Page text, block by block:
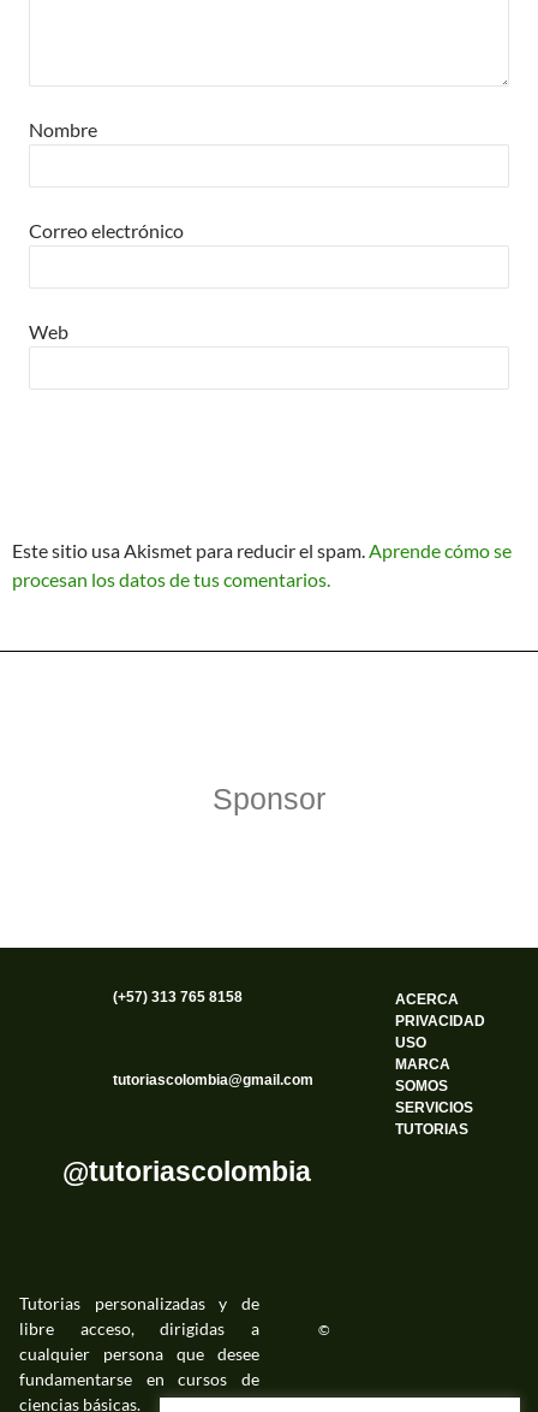
Nombre
Correo electrónico
Web
Este sitio usa Akismet para reducir el spam.Aprende cómo se
procesan los datos de tus comentarios.
Sponsor
(+57) 313 765 8158
tutoriascolombia@gmail.com
@tutoriascolombia
ACERCA
PRIVACIDAD
USO
MARCA
SOMOS
SERVICIOS
TUTORIAS
Tutorias personalizadas y de
libre acceso, dirigidas a
cualquier persona que desee
fundamentarse en cursos de
ciencias básicas.
©
©